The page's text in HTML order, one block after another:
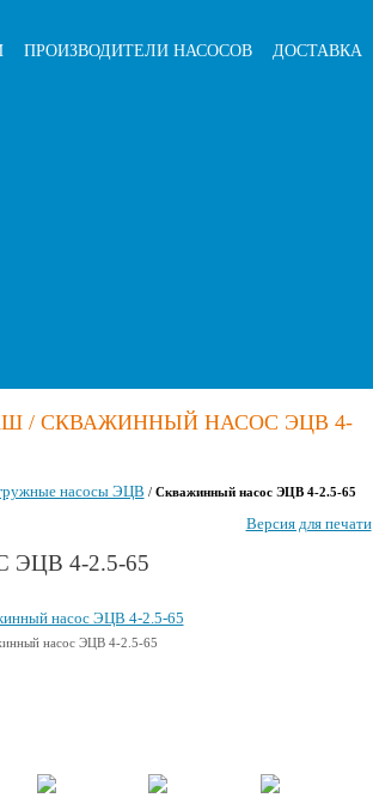
ПРОИЗВОДИТЕЛИ НАСОСОВ ДОСТАВКА
/ СКВАЖИННЫЙ НАСОС ЭЦВ 4-
насосы ЭЦВ / Скважинный насос ЭЦВ 4-2.5-65
Версия для печати
4-2.5-65
насос ЭЦВ 4-2.5-65